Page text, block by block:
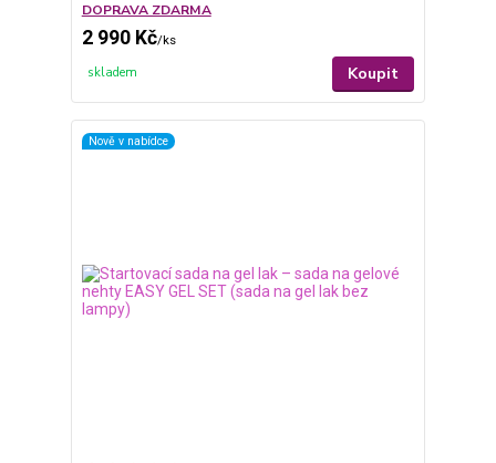
DOPRAVA ZDARMA
2 990 Kč/ks
skladem Koupit
Nově v nabídce